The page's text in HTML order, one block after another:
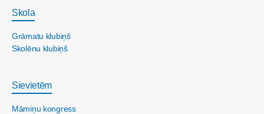
Skola
Grāmatu klubiņš
Skolēnu klubiņš
Sievietēm
Māmiņu kongress